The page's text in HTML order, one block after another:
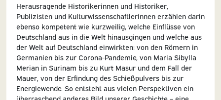
Herausragende Historikerinnen und Historiker,
Publizisten und Kulturwissenschaftlerinnen erzählen darin
ebenso kompetent wie kurzweilig, welche Einflüsse von
Deutschland aus in die Welt hinausgingen und welche aus
der Welt auf Deutschland einwirkten: von den Römern in
Germanien bis zur Corona-Pandemie, von Maria Sibylla
Merian in Surinam bis zu Kurt Masur und dem Fall der
Mauer, von der Erfindung des Schießpulvers bis zur
Energiewende. So entsteht aus vielen Perspektiven ein